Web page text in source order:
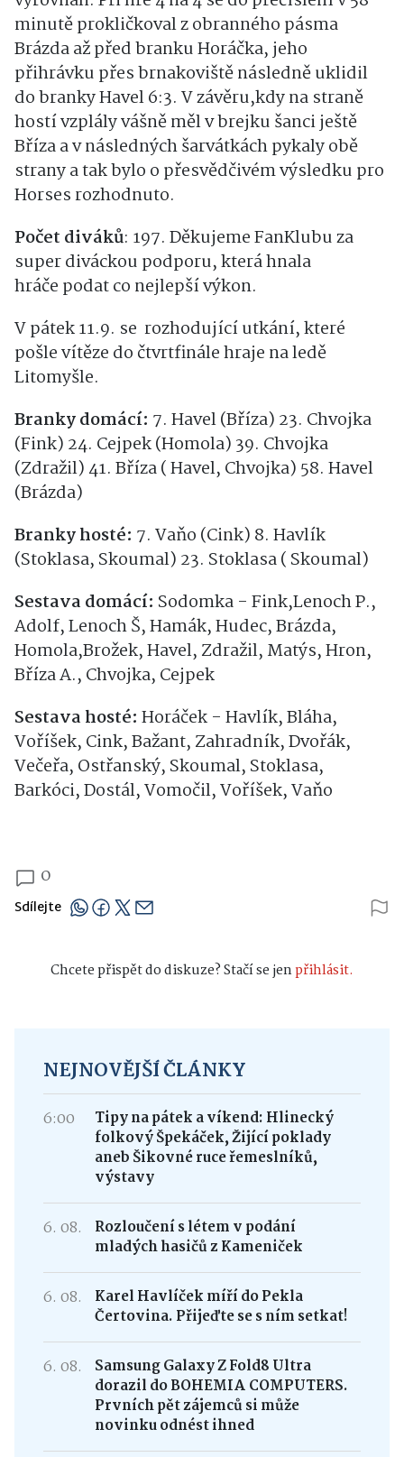
minutě prokličkoval z obranného pásma
Brázda až před branku Horáčka, jeho
přihrávku přes brnakoviště následně uklidil
do branky Havel 6:3. V závěru,kdy na straně
hostí vzplály vášně měl v brejku šanci ještě
Bříza a v následných šarvátkách pykaly obě
strany a tak bylo o přesvědčivém výsledku pro
Horses rozhodnuto.
Počet diváků: 197. Děkujeme FanKlubu za
super diváckou podporu, která hnala
hráče podat co nejlepší výkon.
V pátek 11.9. se rozhodující utkání, které
pošle vítěze do čtvrtfinále hraje na ledě
Litomyšle.
Branky domácí: 7. Havel (Bříza) 23. Chvojka
(Fink) 24. Cejpek (Homola) 39. Chvojka
(Zdražil) 41. Bříza ( Havel, Chvojka) 58. Havel
(Brázda)
Branky hosté: 7. Vaňo (Cink) 8. Havlík
(Stoklasa, Skoumal) 23. Stoklasa ( Skoumal)
Sestava domácí: Sodomka - Fink,Lenoch P.,
Adolf, Lenoch Š, Hamák, Hudec, Brázda,
Homola,Brožek, Havel, Zdražil, Matýs, Hron,
Bříza A., Chvojka, Cejpek
Sestava hosté: Horáček - Havlík, Bláha,
Voříšek, Cink, Bažant, Zahradník, Dvořák,
Večeřa, Ostřanský, Skoumal, Stoklasa,
Barkóci, Dostál, Vomočil, Voříšek, Vaňo
0
Sdílejte
Chcete přispět do diskuze? Stačí se jenpřihlásit.
NEJNOVĚJŠÍ ČLÁNKY
6:00
Tipy na pátek a víkend: Hlinecký
folkový Špekáček, Žijící poklady
aneb Šikovné ruce řemeslníků,
výstavy
6. 08.
Rozloučení s létem v podání
mladých hasičů z Kameniček
6. 08.
Karel Havlíček míří do Pekla
Čertovina. Přijeďte se s ním setkat!
6. 08.
Samsung Galaxy Z Fold8 Ultra
dorazil do BOHEMIA COMPUTERS.
Prvních pět zájemců si může
novinku odnést ihned